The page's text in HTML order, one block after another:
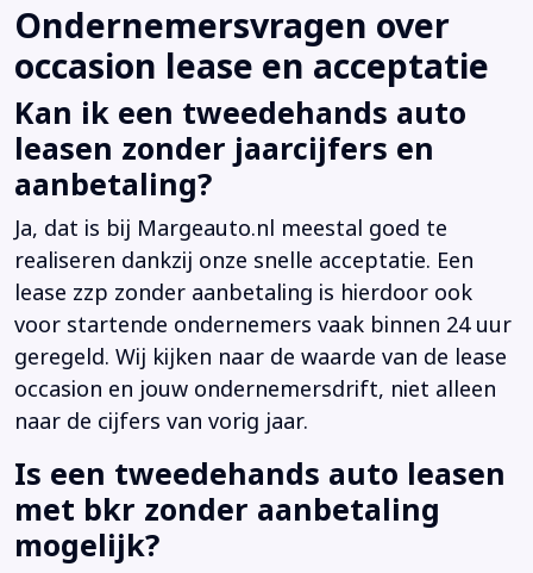
Ondernemersvragen over
occasion lease en acceptatie
Kan ik een tweedehands auto
leasen zonder jaarcijfers en
aanbetaling?
Ja, dat is bij Margeauto.nl meestal goed te
realiseren dankzij onze snelle acceptatie. Een
lease zzp zonder aanbetaling is hierdoor ook
voor startende ondernemers vaak binnen 24 uur
geregeld. Wij kijken naar de waarde van de lease
occasion en jouw ondernemersdrift, niet alleen
naar de cijfers van vorig jaar.
Is een tweedehands auto leasen
met bkr zonder aanbetaling
mogelijk?